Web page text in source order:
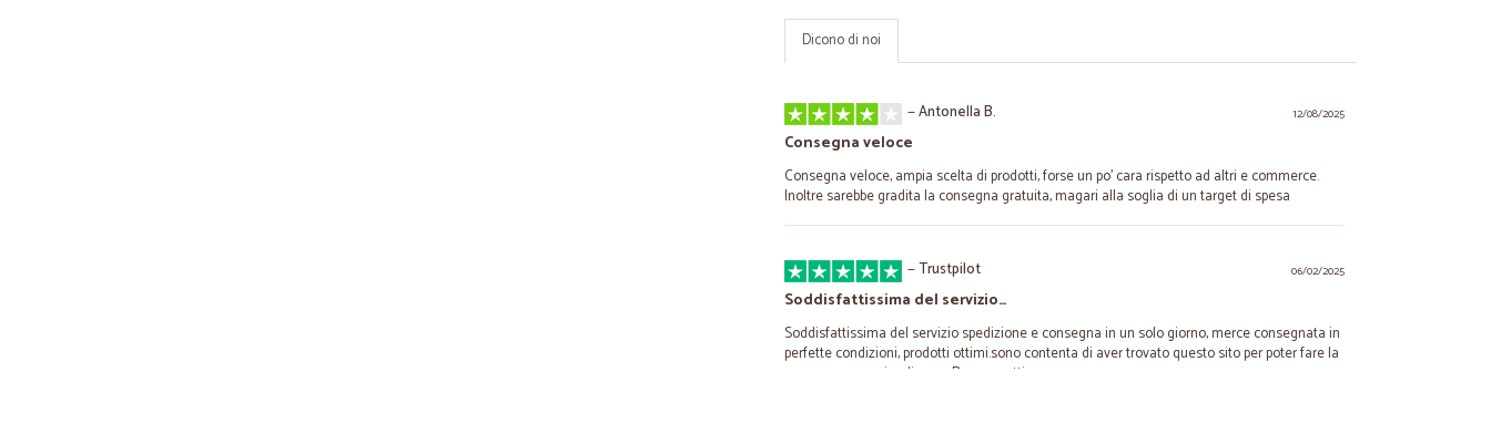
Dicono di noi
12/08/2025
—Antonella B.
Consegna veloce
Consegna veloce, ampia scelta di prodotti, forse un po’ cara rispetto ad altri e commerce.
Inoltre sarebbe gradita la consegna gratuita, magari alla soglia di un target di spesa
06/02/2025
—Trustpilot
Soddisfattissima del servizio…
Soddisfattissima del servizio spedizione e consegna in un solo giorno, merce consegnata in
perfette condizioni, prodotti ottimi.sono contenta di aver trovato questo sito per poter fare la
spesa senza uscire di casa. Davvero ottimo